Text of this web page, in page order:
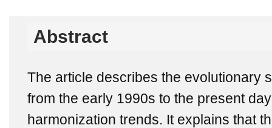
Abstract
The article describes the evolutionary
from the early 1990s to the present
harmonization trends. It explains that